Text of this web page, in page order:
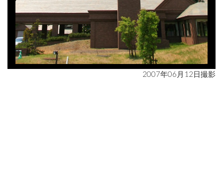
2007年06月12日撮影